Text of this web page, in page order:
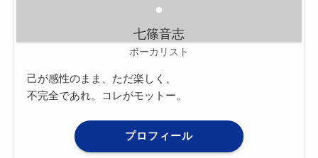
七篠音志
ボーカリスト
己が感性のまま、ただ楽しく、
不完全であれ。コレがモットー。
プロフィール